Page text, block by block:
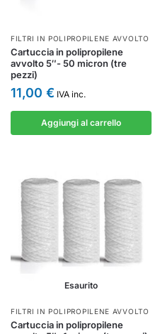
FILTRI IN POLIPROPILENE AVVOLTO
Cartuccia in polipropilene
avvolto 5″- 50 micron (tre
pezzi)
11,00 € IVA inc.
Aggiungi al carrello
Esaurito
FILTRI IN POLIPROPILENE AVVOLTO
Cartuccia in polipropilene